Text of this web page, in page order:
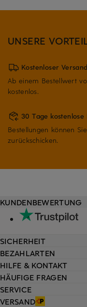
UNSERE
Kostenloser
Ab einem Bestellwert
kostenlos.
30 Tage kostenlose
Bestellungen können
zurückschicken.
HILFE & KONTAKT
HÄUFIGE FRAGEN
SERVICE
VERSAND
KUNDENBEWERTUNG
SICHERHEIT
BEZAHLARTEN